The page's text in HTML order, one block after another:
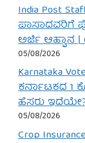
India Post
ಪಾಸಾದವರಿಗೆ
ಅರ್ಜಿ ಆಹ್ವಾನ |
05/08/2026
Karnataka
ಕರ್ನಾಟಕದ 1
ಹೆಸರು
05/08/2026
Crop